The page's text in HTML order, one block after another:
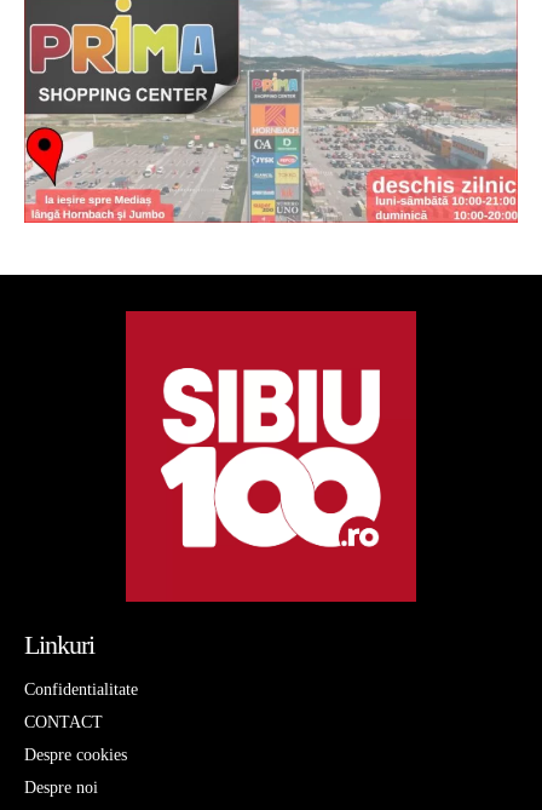
Linkuri
Confidentialitate
CONTACT
Despre cookies
Despre noi